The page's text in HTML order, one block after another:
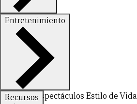
FinanzasOpinión
Entretenimiento
DeportesEspectáculos Estilo de Vida
Recursos